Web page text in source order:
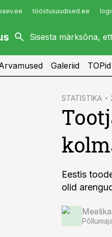
tööstusuudised.ee
imelineajalugu.ee
Galeriid TOPid
STATISTIKA
Eestis
olid